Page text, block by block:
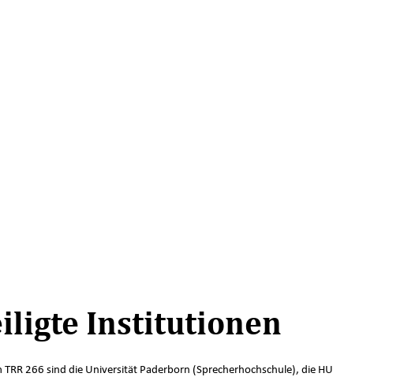
Institutionen
266 sind die Universität Paderborn (Sprecherhochschule), die HU